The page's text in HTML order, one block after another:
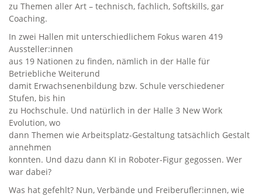
zu Themen aller Art – technisch, fachlich, Softskills, gar
Coaching.
In zwei Hallen mit unterschiedlichem Fokus waren 419
Aussteller:innen
aus 19 Nationen zu finden, nämlich in der Halle für
Betriebliche Weiterund
damit Erwachsenenbildung bzw. Schule verschiedener
Stufen, bis hin
zu Hochschule. Und natürlich in der Halle 3 New Work
Evolution, wo
dann Themen wie Arbeitsplatz-Gestaltung tatsächlich Gestalt
annehmen
konnten. Und dazu dann KI in Roboter-Figur gegossen. Wer
war dabei?
Was hat gefehlt? Nun, Verbände und Freiberufler:innen, wie